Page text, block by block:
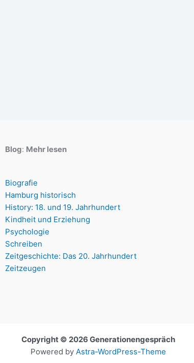
Blog: Mehr lesen
Biografie
Hamburg historisch
History: 18. und 19. Jahrhundert
Kindheit und Erziehung
Psychologie
Schreiben
Zeitgeschichte: Das 20. Jahrhundert
Zeitzeugen
Copyright © 2026 Generationengespräch
Powered by Astra-WordPress-Theme